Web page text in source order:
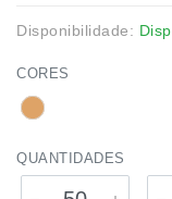
Disponibilidade:
CORES
QUANTIDADES